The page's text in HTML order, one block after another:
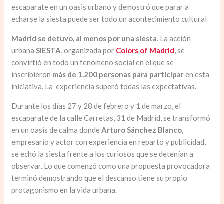
escaparate en un oasis urbano y demostró que parar a
echarse la siesta puede ser todo un acontecimiento cultural
Madrid se detuvo, al menos por una siesta. La acción
urbanaSIESTA, organizada por Colors of Madrid, se
convirtió en todo un fenómeno social en el que se
inscribieron más de 1.200 personas para participar en esta
iniciativa. La experiencia superó todas las expectativas.
Durante los días 27 y 28 de febrero y 1 de marzo, el
escaparate de la calle Carretas, 31 de Madrid, se transformó
en un oasis de calma dondeArturo Sánchez Blanco,
empresario y actor con experiencia en reparto y publicidad,
se echó la siesta frente a los curiosos que se detenían a
observar. Lo que comenzó como una propuesta provocadora
terminó demostrando que el descanso tiene su propio
protagonismo en la vida urbana.